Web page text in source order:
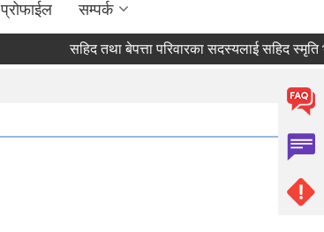
प्रोफाईल सम्पर्क
सहिद तथा बेपत्ता परिवारका सदस्यलाई सहिद स्मृति भत्ता